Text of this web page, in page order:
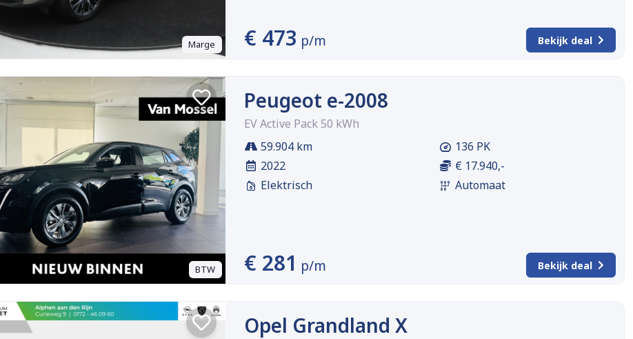
Marge € 473 p/m Bekijk deal
BTW
Peugeot e-2008
EV Active Pack 50 kWh
59.904 km
2022
Elektrisch
136 PK
€ 17.940,-
Automaat
€ 281 p/m Bekijk deal
Opel Grandland X